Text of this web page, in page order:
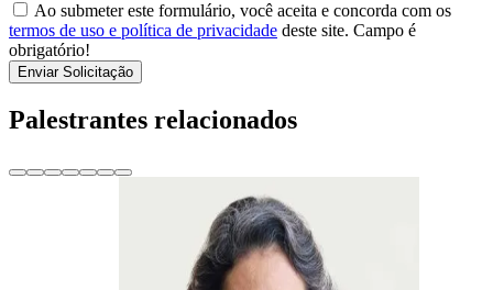
Ao submeter este formulário, você aceita e concorda com os
termos de uso e política de privacidade deste site. Campo é
obrigatório!
Enviar Solicitação
Palestrantes relacionados